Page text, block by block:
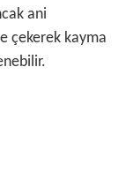
ani
çekerek kayma